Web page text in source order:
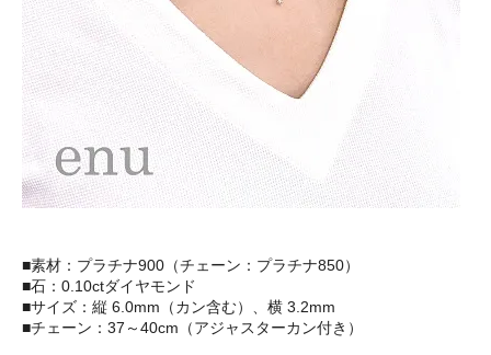
■素材：プラチナ900（チェーン：プラチナ850）
■石：0.10ctダイヤモンド
■サイズ：縦 6.0mm（カン含む）、横 3.2mm
■チェーン：37～40cm（アジャスターカン付き）